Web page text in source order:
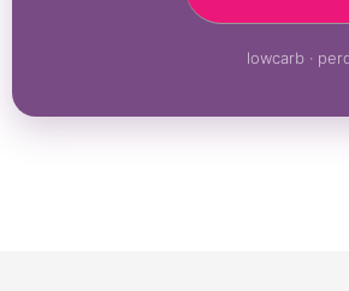
lowcarb ·